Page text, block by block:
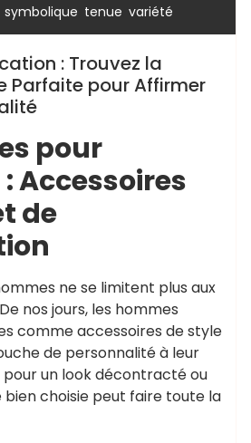
symbolique tenue variété
: Trouvez la
Parfaite pour Affirmer
pour
Accessoires
de
ne se limitent plus aux
nos jours, les hommes
comme accessoires de style
de personnalité à leur
pour un look décontracté ou
bien choisie peut faire toute la